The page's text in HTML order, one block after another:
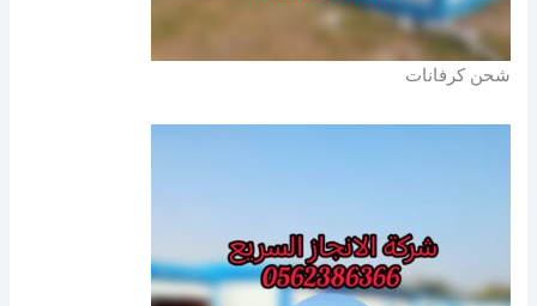
شحن كرفانات